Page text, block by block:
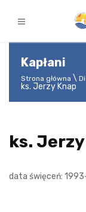
Kapłani
Strona główna
ks. Jerzy Knap
ks.
data święceń: